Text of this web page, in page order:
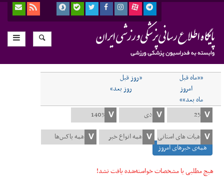
««ماه قبل
«روز قبل
امروز
روز بعد»
ماه بعد»»
همه‌ی خبرهای امروز
هیچ مطلبی با مشخصات خواسته‌شده یافت نشد!